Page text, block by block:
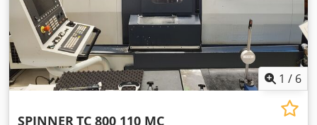
1 / 6
SPINNERTC 800 110 MC